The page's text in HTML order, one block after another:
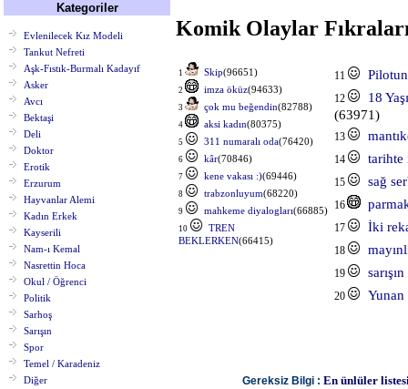
Kategoriler
Evlenilecek Kız Modeli
Tankut Nefreti
Aşk-Fıstık-Burmalı Kadayıf
Asker
Avcı
Bektaşi
Deli
Doktor
Erotik
Erzurum
Hayvanlar Alemi
Kadın Erkek
Kayserili
Nam-ı Kemal
Nasrettin Hoca
Okul / Öğrenci
Politik
Sarhoş
Sarışın
Spor
Temel / Karadeniz
Diğer
Komik Olaylar
1 Skip(96651)
2 imza öküz(94633)
3 çok mu beğendin(82788)
4 aksi kadın(80375)
5 311 numaralı oda(76420)
6 kâr(70846)
7 kene vakası :)(69446)
8 trabzonluyum(68220)
9 mahkeme diyalogları(66885)
10
TREN
BEKLERKEN(66415)
11 Pilotun
12
18
(63971)
13 mantık
14 tarihte
15 sağ
16
17 İki
18
19
20
Gereksiz Bilgi : En ünlüler